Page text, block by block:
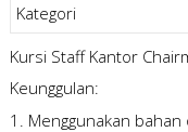
Kategori
Kursi Staff Kantor
Keunggulan:
1. Menggunakan